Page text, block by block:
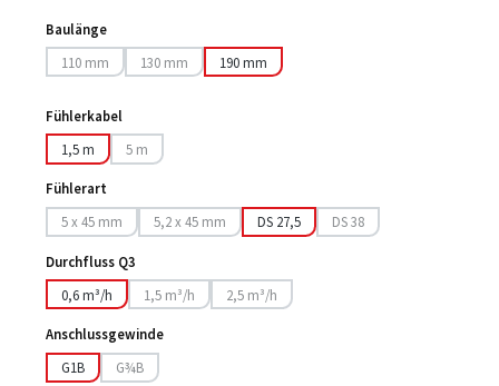
Baulänge
110 mm
(Diese Option ist zurzeit nicht verfügbar.)
130 mm
(Diese Option ist zurzeit nicht verfügbar.)
190 mm
Fühlerkabel
1,5 m
5 m
(Diese Option ist zurzeit nicht verfügbar.)
Fühlerart
5 x 45 mm
(Diese Option ist zurzeit nicht verfügbar.)
5,2 x 45 mm
(Diese Option ist zurzeit nicht verfügbar.)
DS 27,5 DS 38
(Diese Option ist zurzeit
Durchfluss Q3
0,6 m³/h
1,5 m³/h
(Diese Option ist zurzeit nicht verfügbar.)
2,5 m³/h
(Diese Option ist zurzeit nicht verfügbar.)
Anschlussgewinde
G1B
G¾B
(Diese Option ist zurzeit nicht verfügbar.)